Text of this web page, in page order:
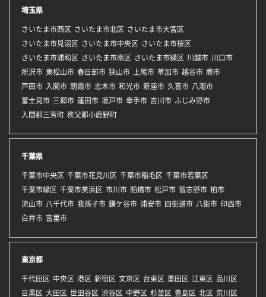
埼玉県
さいたま市西区 さいたま市北区
さいたま市大宮区
さいたま市見沼区
さいたま市中央区
さいたま市桜区
さいたま市浦和区
さいたま市南区 さいたま市緑区 川越市 川口市
所沢市 東松山市 春日部市 狭山市 上尾市 草加市 越谷市 蕨市
戸田市 入間市 朝霞市 志木市 和光市 新座市 久喜市 八潮市
富士見市 三郷市 蓮田市 坂戸市 幸手市 吉川市 ふじみ野市
入間郡三芳町 秩父郡小鹿野町
千葉県
千葉市中央区 千葉市花見川区 千葉市稲毛区 千葉市若葉区
千葉市緑区 千葉市美浜区 市川市 船橋市 松戸市 習志野市 柏市
流山市 八千代市 我孫子市 鎌ケ谷市 浦安市 四街道市 八街市 印西市
白井市 富里市
東京都
千代田区 中央区 港区 新宿区 文京区 台東区 墨田区 江東区 品川区
目黒区 大田区 世田谷区 渋谷区 中野区 杉並区 豊島区 北区 荒川区